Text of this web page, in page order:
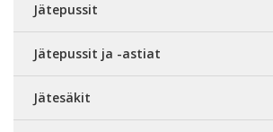
Jätepussit
Jätepussit ja -astiat
Jätesäkit